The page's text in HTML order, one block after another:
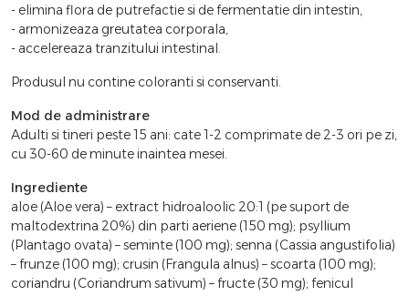
- elimina flora de putrefactie si de fermentatie din intestin,
- armonizeaza greutatea corporala,
- accelereaza tranzitului intestinal.
Produsul nu contine coloranti si conservanti.
Mod de administrare
Adulti si tineri peste 15 ani: cate 1-2 comprimate de 2-3 ori pe zi,
cu 30-60 de minute inaintea mesei.
Ingrediente
aloe (Aloe vera) – extract hidroaloolic 20:1 (pe suport de
maltodextrina 20%) din parti aeriene (150 mg); psyllium
(Plantago ovata) – seminte (100 mg); senna (Cassia angustifolia)
– frunze (100 mg); crusin (Frangula alnus) – scoarta (100 mg);
coriandru (Coriandrum sativum) – fructe (30 mg); fenicul